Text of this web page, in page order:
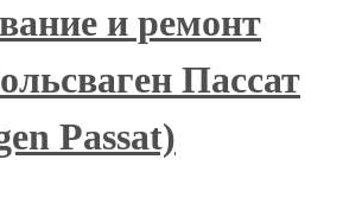
и ремонт
Пассат
Passat)